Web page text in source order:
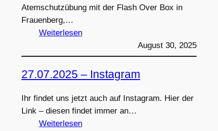
Atemschutzübung mit der Flash Over Box in
Frauenberg,…
Weiterlesen:
–
Übung
Flashover-
Box
August 30, 2025
27.07.2025 – Instagram
Ihr findet uns jetzt auch auf Instagram. Hier der
Link – diesen findet immer an…
Weiterlesen: